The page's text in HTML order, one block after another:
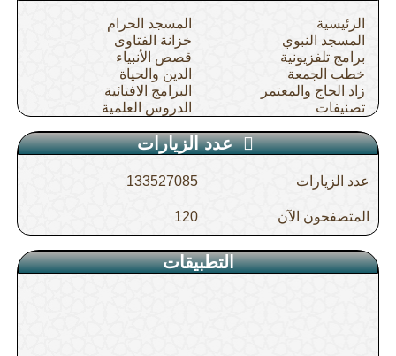
الرئيسية
المسجد الحرام
المسجد النبوي
خزانة الفتاوى
برامج تلفزيونية
قصص الأنبياء
خطب الجمعة
الدين والحياة
زاد الحاج والمعتمر
البرامج الافتائية
تصنيفات
الدروس العلمية
عدد الزيارات
عدد الزيارات 133527085
المتصفحون الآن 120
التطبيقات